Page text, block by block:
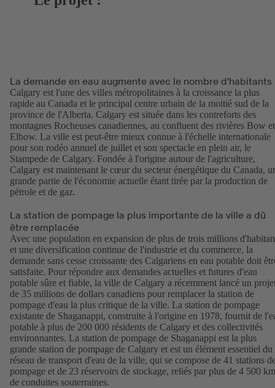
La demande en eau augmente avec le nombre d'habitants
Calgary est l'une des villes métropolitaines à la croissance la plus
rapide au Canada et le principal centre urbain de la moitié sud de la
province de l'Alberta. Calgary est située dans les contreforts des
montagnes Rocheuses canadiennes, au confluent des rivières Bow et
Elbow. La ville est peut-être mieux connue à l'échelle internationale
pour son rodéo annuel de juillet et son spectacle en plein air, le
Stampede de Calgary. Fondée à l'origine autour de l'agriculture,
Calgary est maintenant le cœur du secteur énergétique du Canada,
grande partie de l'économie actuelle étant tirée par la production de
pétrole et de gaz.
La station de pompage la plus importante de la ville a dû
être remplacée
Avec une population en expansion de plus de trois millions
et une diversification continue de l'industrie et du commerce, la
demande sans cesse croissante des Calgariens en eau potable doit
satisfaite. Pour répondre aux demandes actuelles et futures d'eau
potable sûre et fiable, la ville de Calgary a récemment lancé un
de 35 millions de dollars canadiens pour remplacer la station de
pompage d'eau la plus critique de la ville. La station de pompage
existante de Shaganappi, construite à l'origine en 1978, fournit de
potable à plus de 200 000 résidents de Calgary et des collectivités
environnantes. La station de pompage de Shaganappi est la plus
grande station de pompage de Calgary et est un élément essentiel du
réseau de transport d'eau de la ville, qui se compose de 41 stations
pompage et de 23 réservoirs de stockage, reliés par plus de 4 500 km
de conduites souterraines.